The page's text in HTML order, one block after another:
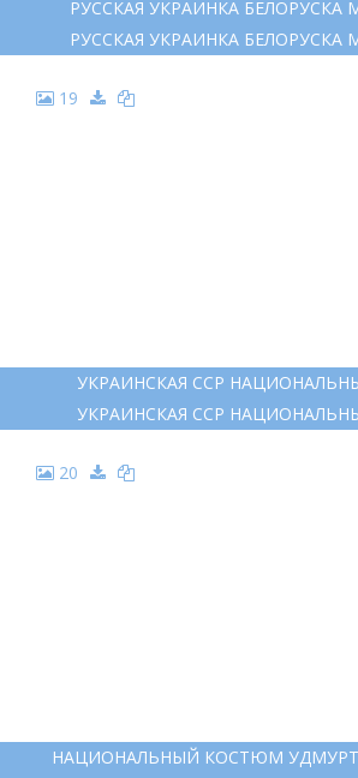
РУССКАЯ УКРАИНКА БЕЛОРУСКА
РУССКАЯ УКРАИНКА БЕЛОРУСКА
19
УКРАИНСКАЯ ССР
УКРАИНСКАЯ ССР
20
НАЦИОНАЛЬНЫЙ КОСТЮМ